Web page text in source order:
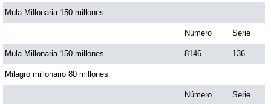
Motilon Tarde
Motilon Noche
Mula Millonaria 150 millones
Número Serie
Mula Millonaria 150 millones 8146 136
Milagro millonario 80 millones
Número Serie